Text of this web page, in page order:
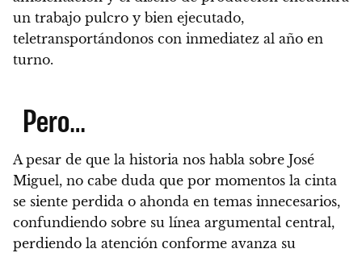
un trabajo pulcro y bien ejecutado,
teletransportándonos con inmediatez al año en
turno.
Pero…
A pesar de que la historia nos habla sobre José
Miguel, no cabe duda que por momentos la cinta
se siente perdida o ahonda en temas innecesarios,
confundiendo sobre su línea argumental central,
perdiendo la atención conforme avanza su